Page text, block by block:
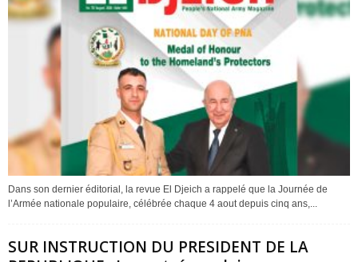
Dans son dernier éditorial, la revue El Djeich a rappelé que la Journée de
l’Armée nationale populaire, célébrée chaque 4 aout depuis cinq ans,...
SUR INSTRUCTION DU PRESIDENT DE LA